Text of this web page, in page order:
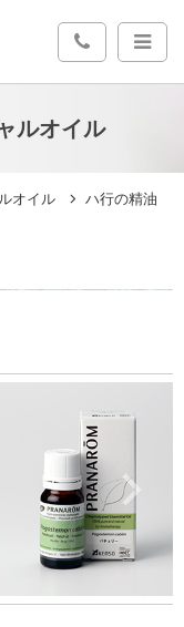
ルオイル
オイル
ハ行の精油